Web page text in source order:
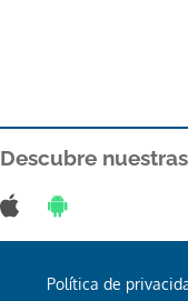
Descubre
Política de